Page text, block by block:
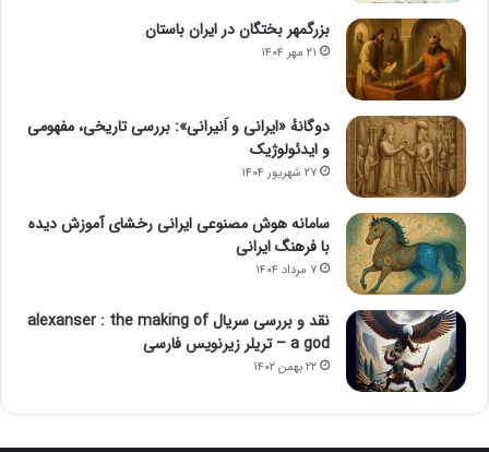
بزرگمهر بختگان در ایران باستان
۲۱ مهر ۱۴۰۴
دوگانهٔ «ایرانی و اَنیرانی»: بررسی تاریخی، مفهومی
و ایدئولوژیک
۲۷ شهریور ۱۴۰۴
سامانه هوش مصنوعی ایرانی رخشای آموزش دیده
با فرهنگ ایرانی
۷ مرداد ۱۴۰۴
نقد و بررسی سریال alexanser : the making of
a god – تریلر زیرنویس فارسی
۲۲ بهمن ۱۴۰۲